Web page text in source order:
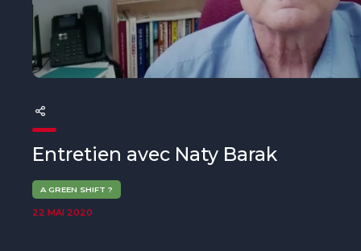
Beyond Plastic Med : BeMed
OACIS
Initiative Homme - Faune sauvage
The Green Shift Initiative
Entretien avec Naty Barak
A GREEN SHIFT ?
22 MAI 2020